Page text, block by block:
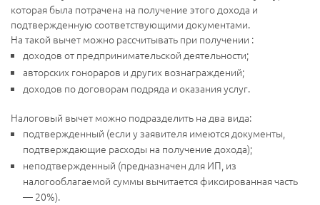
которая была потрачена на получение этого дохода и
подтвержденную соответствующими документами.
На такой вычет можно рассчитывать при получении :
доходов от предпринимательской деятельности;
авторских гонораров и других вознаграждений;
доходов по договорам подряда и оказания услуг.
Налоговый вычет можно подразделить на два вида:
подтвержденный (если у заявителя имеются документы,
подтверждающие расходы на получение дохода);
неподтвержденный (предназначен для ИП, из
налогооблагаемой суммы вычитается фиксированная часть
— 20%).